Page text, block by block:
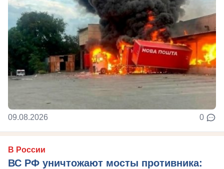
09.08.2026 0
В России
ВС РФ уничтожают мосты противника: